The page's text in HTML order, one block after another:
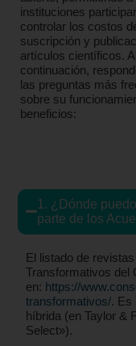
instituciones
controlar los costos
suscripción y
artículos científicos. A
continuación,
las preguntas más
sobre su
beneficios:
1. ¿Dónde
parte de los
El listado de
Transformativos del
en: https://
transformativos/. Es
híbrida (en Taylor &
Select»).